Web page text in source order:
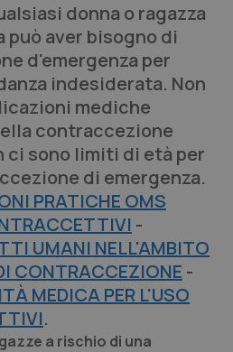
donna o ragazza
aver bisogno di
d'emergenza per
indesiderata. Non
mediche
contraccezione
ci sono limiti di età per
di emergenza.
PRATICHE OMS
-
UMANI NELL'AMBITO
CONTRACCEZIONE -
MEDICA PER L'USO
.
a rischio di una